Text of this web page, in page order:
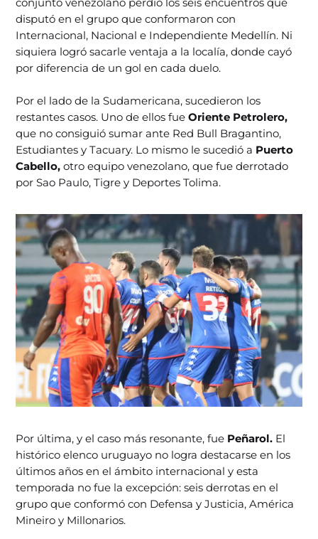
conjunto venezolano perdió los seis encuentros que
disputó en el grupo que conformaron con
Internacional, Nacional e Independiente Medellín. Ni
siquiera logró sacarle ventaja a la localía, donde cayó
por diferencia de un gol en cada duelo.
Por el lado de la Sudamericana, sucedieron los
restantes casos. Uno de ellos fueOriente Petrolero,
que no consiguió sumar ante Red Bull Bragantino,
Estudiantes y Tacuary. Lo mismo le sucedió a Puerto
Cabello,otro equipo venezolano, que fue derrotado
por Sao Paulo, Tigre y Deportes Tolima.
Por última, y el caso más resonante, fue Peñarol. El
histórico elenco uruguayo no logra destacarse en los
últimos años en el ámbito internacional y esta
temporada no fue la excepción: seis derrotas en el
grupo que conformó con Defensa y Justicia, América
Mineiro y Millonarios.